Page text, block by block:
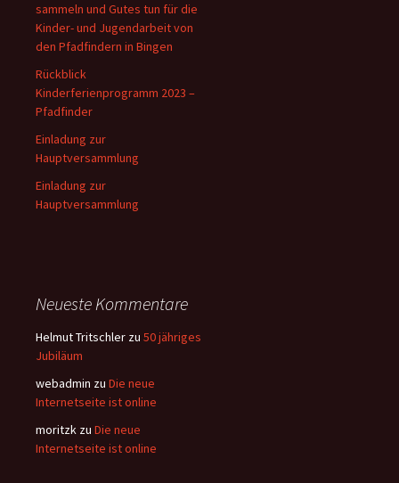
sammeln und Gutes tun für die
Kinder- und Jugendarbeit von
den Pfadfindern in Bingen
Rückblick
Kinderferienprogramm 2023 –
Pfadfinder
Einladung zur
Hauptversammlung
Einladung zur
Hauptversammlung
Neueste Kommentare
Helmut Tritschler zu 50 jähriges
Jubiläum
webadmin zu Die neue
Internetseite ist online
moritzk zu Die neue
Internetseite ist online